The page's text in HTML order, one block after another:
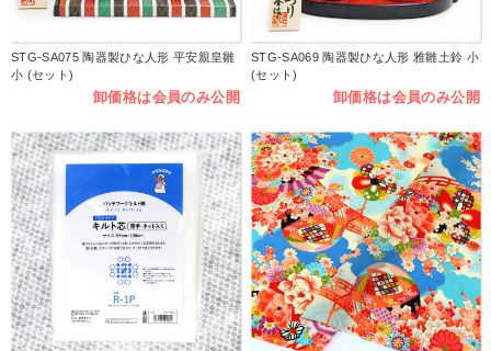
STG-SA075 陶器製ひな人形 平安親皇雛
小 (セット)
卸価格は会員のみ公開
STG-SA069 陶器製ひな人形 雅雛土鈴 小
(セット)
卸価格は会員のみ公開